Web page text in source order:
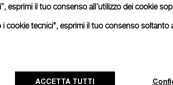
esprimi il tuo consenso all’utilizzo dei cookie
cookie tecnici", esprimi il tuo consenso soltanto
ACCETTA TUTTI